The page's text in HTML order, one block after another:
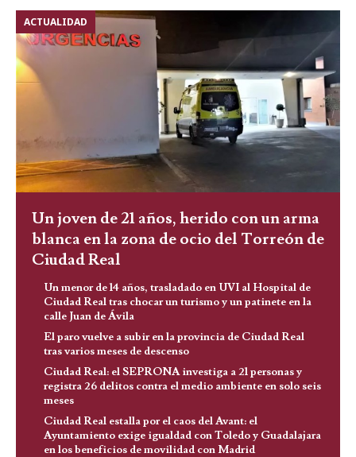
ACTUALIDAD
Un joven de 21 años, herido con un arma
blanca en la zona de ocio del Torreón de
Ciudad Real
Un menor de 14 años, trasladado en UVI al Hospital de
Ciudad Real tras chocar un turismo y un patinete en la
calle Juan de Ávila
El paro vuelve a subir en la provincia de Ciudad Real
tras varios meses de descenso
Ciudad Real: el SEPRONA investiga a 21 personas y
registra 26 delitos contra el medio ambiente en solo seis
meses
Ciudad Real estalla por el caos del Avant: el
Ayuntamiento exige igualdad con Toledo y Guadalajara
en los beneficios de movilidad con Madrid